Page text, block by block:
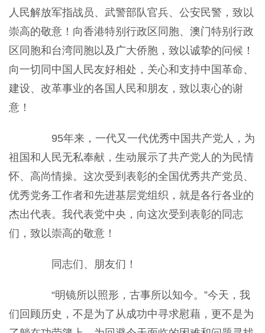
人民解放军指战员、武警部队官兵、公安民警，致以
崇高的敬意！向香港特别行政区同胞、澳门特别行政
区同胞和台湾同胞以及广大侨胞，致以诚挚的问候！
向一切同中国人民友好相处，关心和支持中国革命、
建设、改革事业的各国人民和朋友，致以衷心的谢
意！
95年来，一代又一代优秀中国共产党人，为
祖国和人民无私奉献，生动展示了共产党人的为民情
怀、高尚情操。这次受到表彰的全国优秀共产党员、
优秀党务工作者和先进基层党组织，就是各行各业的
杰出代表。我代表党中央，向这次受到表彰的同志
们，致以崇高的敬意！
同志们、朋友们！
“明镜所以照形，古事所以知今。”今天，我
们回顾历史，不是为了从成功中寻求慰藉，更不是为